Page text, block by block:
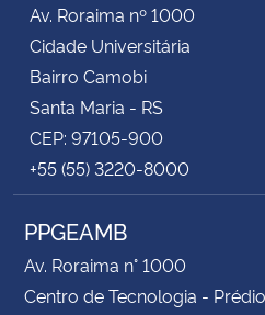
Advocacia-Geral da União
Banco Central do Brasil
Planalto
Av. Roraima nº 1000
Cidade Universitária
Bairro Camobi
Santa Maria - RS
CEP: 97105-900
+55 (55) 3220-8000
PPGEAMB
Av. Roraima n° 1000
Centro de Tecnologia -